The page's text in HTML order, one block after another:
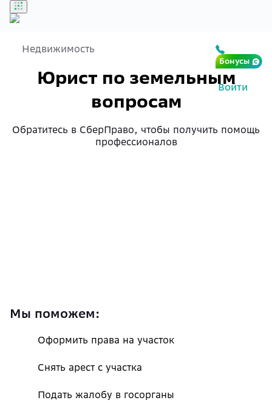
Бонусы
Войти
Недвижимость
Юрист по земельным
вопросам
Обратитесь в СберПраво, чтобы получить помощь
профессионалов
Мы поможем:
Оформить права на участок
Снять арест с участка
Подать жалобу в госорганы